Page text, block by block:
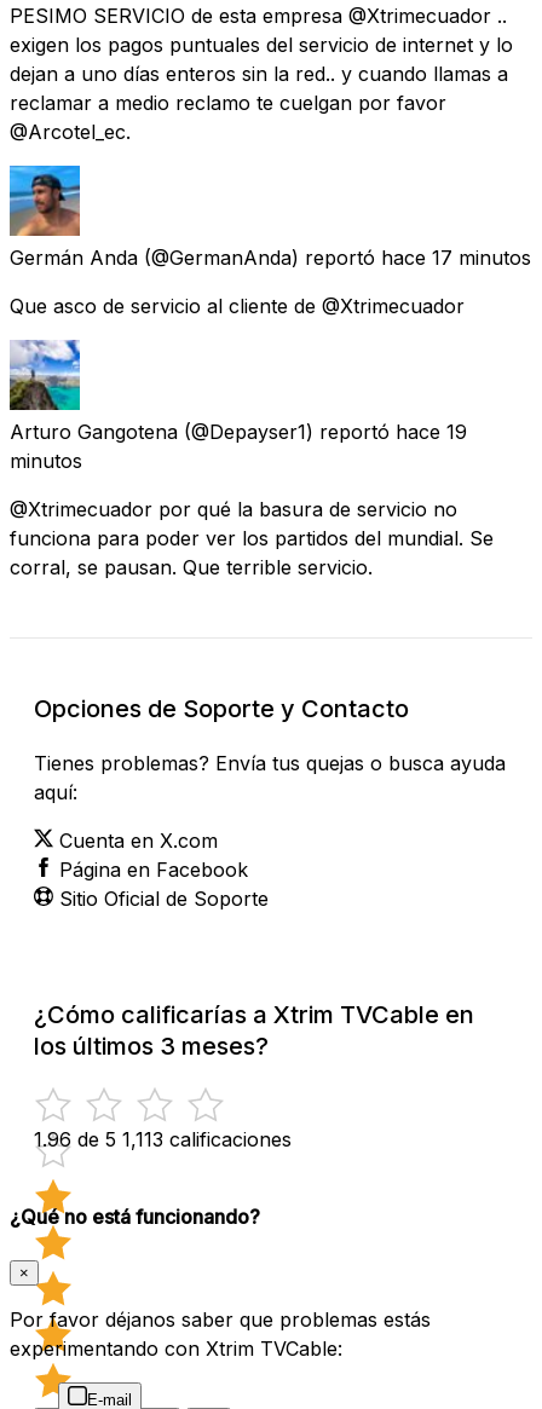
PESIMO SERVICIO de esta empresa @Xtrimecuador ..
exigen los pagos puntuales del servicio de internet y lo
dejan a uno días enteros sin la red.. y cuando llamas a
reclamar a medio reclamo te cuelgan por favor
@Arcotel_ec.
Germán Anda (@GermanAnda) reportó hace 17 minutos
Que asco de servicio al cliente de @Xtrimecuador
Arturo Gangotena (@Depayser1) reportó hace 19
minutos
@Xtrimecuador por qué la basura de servicio no
funciona para poder ver los partidos del mundial. Se
corral, se pausan. Que terrible servicio.
Opciones de Soporte y Contacto
Tienes problemas? Envía tus quejas o busca ayuda
aquí:
Cuenta en X.com
Página en Facebook
Sitio Oficial de Soporte
¿Cómo calificarías a Xtrim TVCable en
los últimos 3 meses?
1.96 de 5 1,113 calificaciones
¿Qué no está funcionando?
×
Por favor déjanos saber que problemas estás
experimentando con Xtrim TVCable:
E-mail